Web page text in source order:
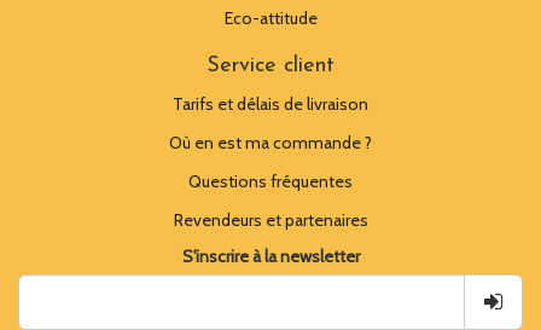
Eco-attitude
Service client
Tarifs et délais de livraison
Où en est ma commande ?
Questions fréquentes
Revendeurs et partenaires
S'inscrire à la newsletter